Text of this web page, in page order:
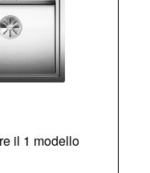
il 1 modello